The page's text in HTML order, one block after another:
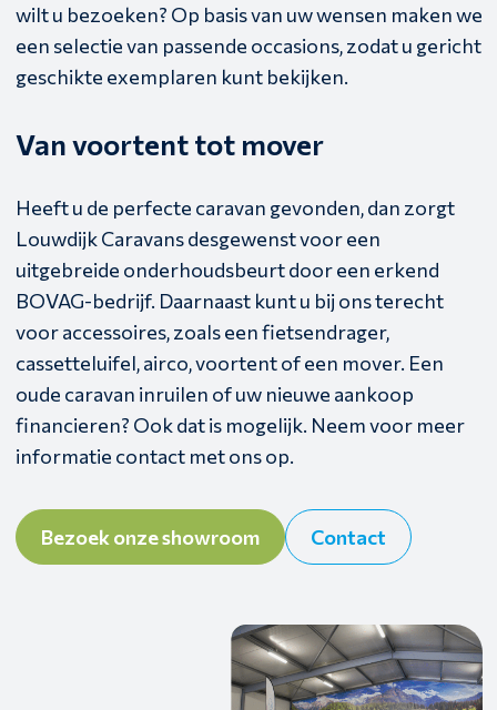
wilt u bezoeken? Op basis van uw wensen maken we
een selectie van passende occasions, zodat u gericht
geschikte exemplaren kunt bekijken.
Van voortent tot mover
Heeft u de perfecte caravan gevonden, dan zorgt
Louwdijk Caravans desgewenst voor een
uitgebreide onderhoudsbeurt door een erkend
BOVAG-bedrijf. Daarnaast kunt u bij ons terecht
voor accessoires, zoals een fietsendrager,
cassetteluifel, airco, voortent of een mover. Een
oude caravan inruilen of uw nieuwe aankoop
financieren? Ook dat is mogelijk. Neem voor meer
informatie contact met ons op.
Bezoek onze showroom Contact